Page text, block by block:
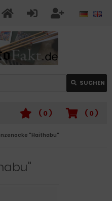
SUCHEN
( 0 )
( 0 )
"Haithabu"